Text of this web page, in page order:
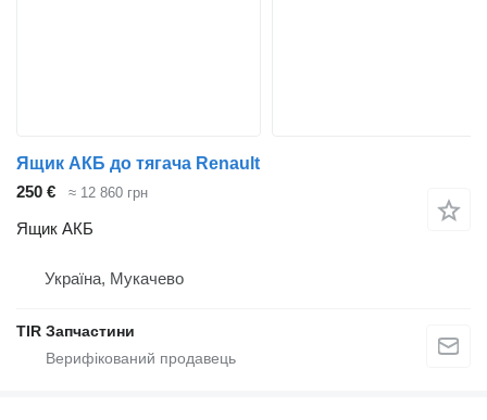
Ящик АКБ до тягача Renault
250 €
≈ 12 860 грн
Ящик АКБ
Україна, Мукачево
TIR Запчастини